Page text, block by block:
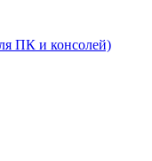
ПК и консолей)